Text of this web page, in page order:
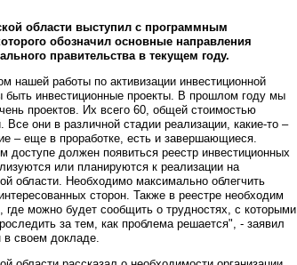
области выступил с программным
обозначил основные направления
правительства в текущем году.
нашей работы по активизации инвестиционной
быть инвестиционные проекты. В прошлом году мы
проектов. Их всего 60, общей стоимостью
Все они в различной стадии реализации, какие-то –
– еще в проработке, есть и завершающиеся.
доступе должен появиться реестр инвестиционных
или планируются к реализации на
области. Необходимо максимально облегчить
сторон. Также в реестре необходим
где можно будет сообщить о трудностях, с которыми
за тем, как проблема решается", - заявил
своем докладе.